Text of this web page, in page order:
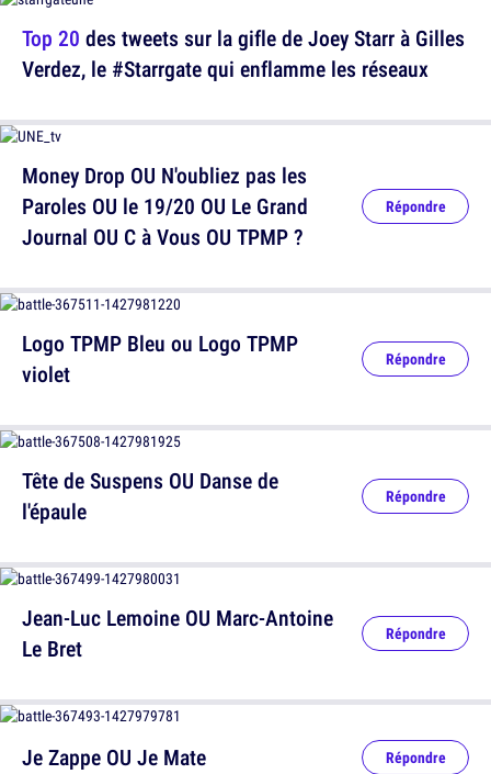
Money Drop OU N'oubliez pas les
Paroles OU le 19/20 OU Le Grand
Journal OU C à Vous OU TPMP ?
Répondre
Tête de Suspens OU Danse de
l'épaule
Répondre
Je Zappe OU Je Mate Répondre
Top 20 des tweets sur la gifle de Joey Starr à Gilles
Verdez, le #Starrgate qui enflamme les réseaux
Logo TPMP Bleu ou Logo TPMP
violet
Répondre
Jean-Luc Lemoine OU Marc-Antoine
Le Bret
Répondre